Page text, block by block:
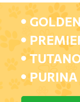
PURINA